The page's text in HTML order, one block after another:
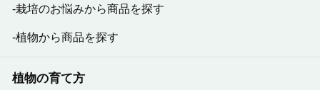
栽培のお悩みから商品を探す
植物から商品を探す
植物の育て方